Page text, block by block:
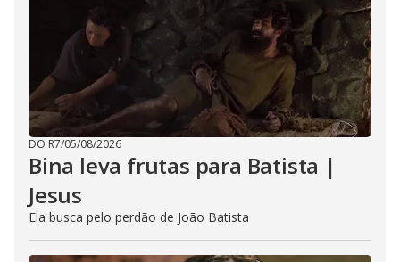
DO R7/05/08/2026
Bina leva frutas para Batista |
Jesus
Ela busca pelo perdão de João Batista